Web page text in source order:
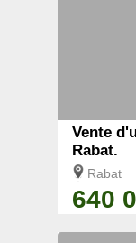
Vente
Rabat.
Rabat
640